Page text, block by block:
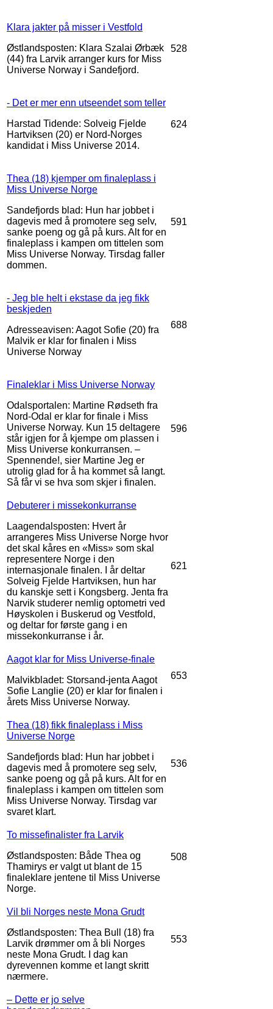
Klara jakter på misser i Vestfold
Østlandsposten: Klara Szalai Ørbæk
(44) fra Larvik arranger kurs for Miss
Universe Norway i Sandefjord.
528
- Det er mer enn utseendet som teller
Harstad Tidende: Solveig Fjelde
Hartviksen (20) er Nord-Norges
kandidat i Miss Universe 2014.
624
Thea (18) kjemper om finaleplass i
Miss Universe Norge
Sandefjords blad: Hun har jobbet i
dagevis med å promotere seg selv,
sanke poeng og gå på kurs. Alt for en
finaleplass i kampen om tittelen som
Miss Universe Norway. Tirsdag faller
dommen.
591
- Jeg ble helt i ekstase da jeg fikk
beskjeden
Adresseavisen: Aagot Sofie (20) fra
Malvik er klar for finalen i Miss
Universe Norway
688
Finaleklar i Miss Universe Norway
Odalsportalen: Martine Rødseth fra
Nord-Odal er klar for finale i Miss
Universe Norway. Kun 15 deltagere
står igjen for å kjempe om plassen i
Miss Universe konkurransen. –
Spennende!, sier Martine Jeg er
utrolig glad for å ha kommet så langt.
Så får vi se hva som skjer i finalen.
596
Debuterer i missekonkurranse
Laagendalsposten: Hvert år
arrangeres Miss Universe Norge hvor
det skal kåres en «Miss» som skal
representere Norge i den
internasjonale finalen. I år deltar
Solveig Fjelde Hartviksen, hun har
du kanskje sett i Kongsberg. Jenta fra
Narvik studerer nemlig optometri ved
Høyskolen i Buskerud og Vestfold,
og deltar for første gang i en
missekonkurranse i år.
621
Aagot klar for Miss Universe-finale
Malvikbladet: Storsand-jenta Aagot
Sofie Langlie (20) er klar for finalen i
årets Miss Universe Norway.
653
Thea (18) fikk finaleplass i Miss
Universe Norge
Sandefjords blad: Hun har jobbet i
dagevis med å promotere seg selv,
sanke poeng og gå på kurs. Alt for en
finaleplass i kampen om tittelen som
Miss Universe Norway. Tirsdag var
svaret klart.
536
To missefinalister fra Larvik
Østlandsposten: Både Thea og
Thamirys er valgt ut blant de 15
finaleklare jentene til Miss Universe
Norge.
508
Vil bli Norges neste Mona Grudt
Østlandsposten: Thea Bull (18) fra
Larvik drømmer om å bli Norges
neste Mona Grudt. I dag kan
dyrevennen komme et langt skritt
nærmere.
553
– Dette er jo selve